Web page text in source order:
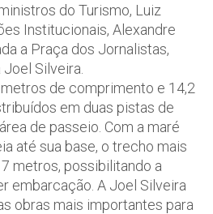
do Turismo, Luiz
Institucionais, Alexandre
a Praça dos Jornalistas,
Silveira.
de comprimento e 14,2
em duas pistas de
de passeio. Com a maré
até sua base, o trecho mais
metros, possibilitando a
embarcação. A Joel Silveira
obras mais importantes para